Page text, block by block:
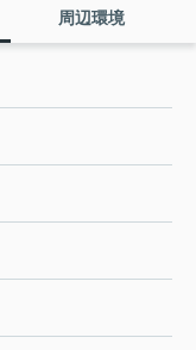
周辺環境